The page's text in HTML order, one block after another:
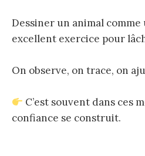
Dessiner un animal
excellent exercice pour
On observe, on trace, on
C’est souvent dans ces
confiance se construit.